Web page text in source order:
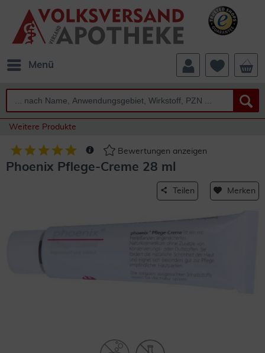
Menü
Weitere Produkte
Bewertungen anzeigen
Phoenix Pflege-Creme 28 ml
Teilen Merken